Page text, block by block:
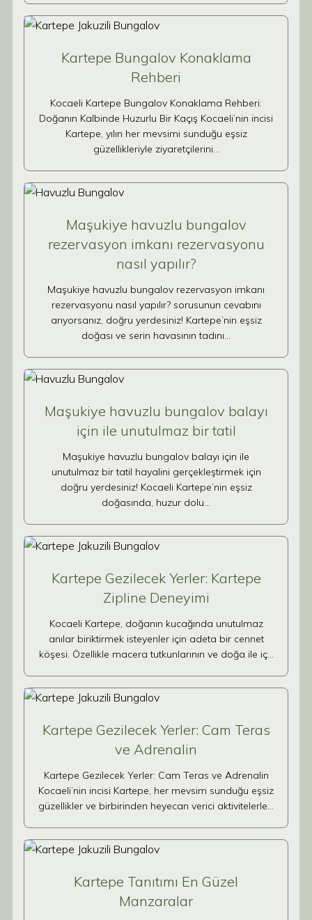
Kartepe Bungalov Konaklama
Rehberi
Kocaeli Kartepe Bungalov Konaklama Rehberi:
Doğanın Kalbinde Huzurlu Bir Kaçış Kocaeli’nin incisi
Kartepe, yılın her mevsimi sunduğu eşsiz
güzellikleriyle ziyaretçilerini…
Maşukiye havuzlu bungalov
rezervasyon imkanı rezervasyonu
nasıl yapılır?
Maşukiye havuzlu bungalov rezervasyon imkanı
rezervasyonu nasıl yapılır? sorusunun cevabını
arıyorsanız, doğru yerdesiniz! Kartepe’nin eşsiz
doğası ve serin havasının tadını…
Maşukiye havuzlu bungalov balayı
için ile unutulmaz bir tatil
Maşukiye havuzlu bungalov balayı için ile
unutulmaz bir tatil hayalini gerçekleştirmek için
doğru yerdesiniz! Kocaeli Kartepe’nin eşsiz
doğasında, huzur dolu…
Kartepe Gezilecek Yerler: Kartepe
Zipline Deneyimi
Kocaeli Kartepe, doğanın kucağında unutulmaz
anılar biriktirmek isteyenler için adeta bir cennet
köşesi. Özellikle macera tutkunlarının ve doğa ile iç…
Kartepe Gezilecek Yerler: Cam Teras
ve Adrenalin
Kartepe Gezilecek Yerler: Cam Teras ve Adrenalin
Kocaeli’nin incisi Kartepe, her mevsim sunduğu eşsiz
güzellikler ve birbirinden heyecan verici aktivitelerle…
Kartepe Tanıtımı En Güzel
Manzaralar